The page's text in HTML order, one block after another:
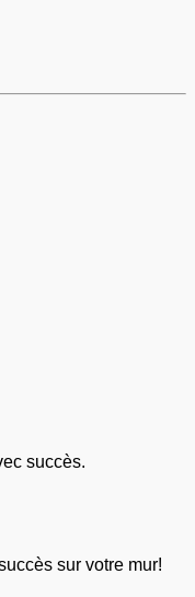
succès.
sur votre mur!